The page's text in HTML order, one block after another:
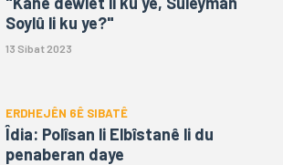
Soylû li ku ye?"
13 Sibat 2023
ERDHEJÊN 6Ê SIBATÊ
Îdia: Polîsan li Elbîstanê li du
penaberan daye